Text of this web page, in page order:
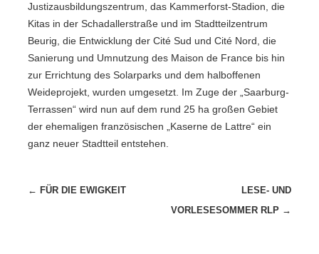
Justizausbildungszentrum, das Kammerforst-Stadion, die
Kitas in der Schadallerstraße und im Stadtteilzentrum
Beurig, die Entwicklung der Cité Sud und Cité Nord, die
Sanierung und Umnutzung des Maison de France bis hin
zur Errichtung des Solarparks und dem halboffenen
Weideprojekt, wurden umgesetzt. Im Zuge der „Saarburg-
Terrassen“ wird nun auf dem rund 25 ha großen Gebiet
der ehemaligen französischen „Kaserne de Lattre“ ein
ganz neuer Stadtteil entstehen.
Beitragsnavigation
← FÜR DIE EWIGKEIT
LESE- UND
VORLESESOMMER RLP →